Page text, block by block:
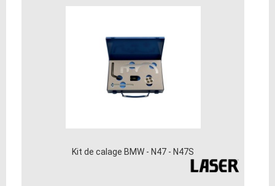
Kit de calage BMW - N47 - N47S